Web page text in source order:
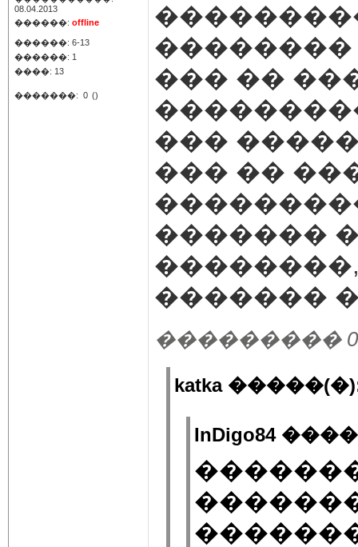
08.04.2013
������: offline
������: 6-13
������: 1
����: 13
�������: 0 ()
��������
��� ��
���
��� ��
�������
�������
���������
katka
InDigo84